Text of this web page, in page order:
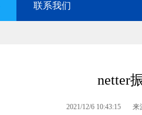
联系我们
netter
2021/12/6 10:43:15 来